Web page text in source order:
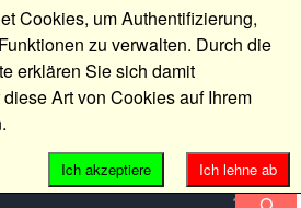
Cookies, um Authentifizierung,
zu verwalten. Durch die
erklären Sie sich damit
Art von Cookies auf Ihrem
Ich lehne ab
Ich akzeptiere